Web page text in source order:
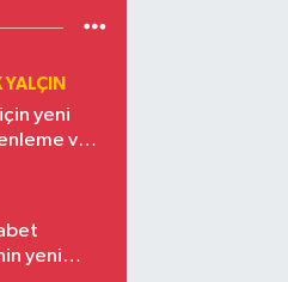
yeni
ve
yeni